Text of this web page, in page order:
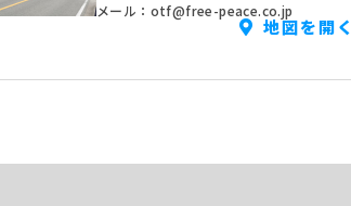
メール：otf@free-peace.co.jp
地図を開く